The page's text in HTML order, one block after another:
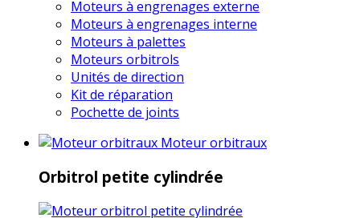
Moteurs à engrenages externe
Moteurs à engrenages interne
Moteurs à palettes
Moteurs orbitrols
Unités de direction
Kit de réparation
Pochette de joints
Moteur orbitraux
Orbitrol petite cylindrée